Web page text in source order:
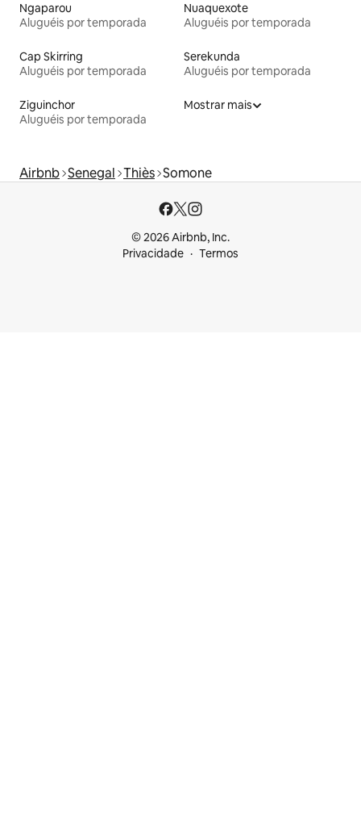
Ngaparou
Aluguéis por temporada
Nuaquexote
Aluguéis por temporada
Cap Skirring
Aluguéis por temporada
Serekunda
Aluguéis por temporada
Ziguinchor
Aluguéis por temporada
Mostrar mais
Airbnb Senegal Thiès Somone
© 2026 Airbnb, Inc.
Privacidade
Termos